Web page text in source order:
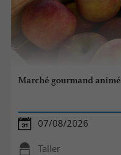
Marché gourmand animé
07/08/2026
Taller